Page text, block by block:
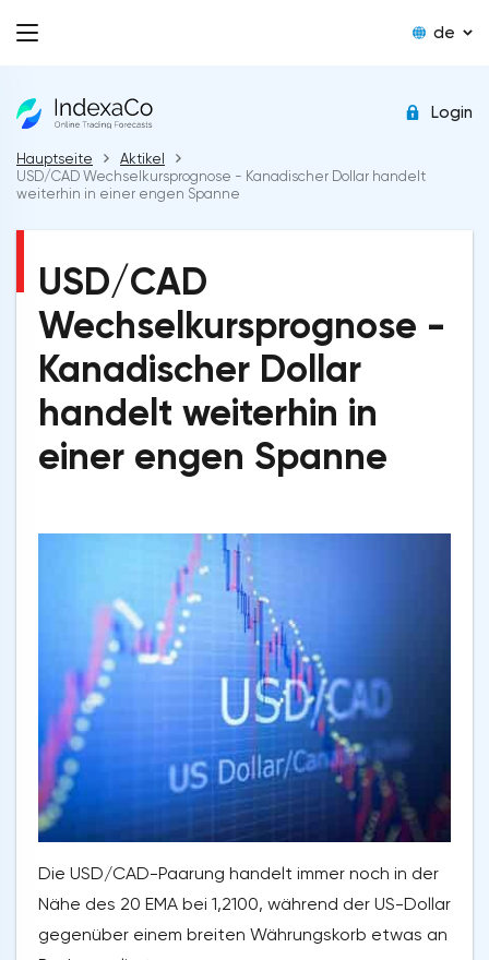
de
Login
Hauptseite
Aktikel
USD/CAD Wechselkursprognose - Kanadischer Dollar handelt
weiterhin in einer engen Spanne
USD/CAD
Wechselkursprognose -
Kanadischer Dollar
handelt weiterhin in
einer engen Spanne
Die USD/CAD-Paarung handelt immer noch in der
Nähe des 20 EMA bei 1,2100, während der US-Dollar
gegenüber einem breiten Währungskorb etwas an